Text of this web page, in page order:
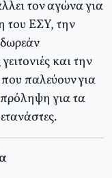
τον αγώνα για
του ΕΣΥ, την
και την
παλεύουν για
για τα